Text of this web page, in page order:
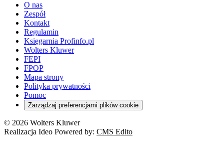
O nas
Zespół
Kontakt
Regulamin
Księgarnia Profinfo.pl
Wolters Kluwer
FEPI
FPOP
Mapa strony
Polityka prywatności
Pomoc
Zarządzaj preferencjami plików cookie
© 2026 Wolters Kluwer
Realizacja Ideo Powered by: CMS Edito